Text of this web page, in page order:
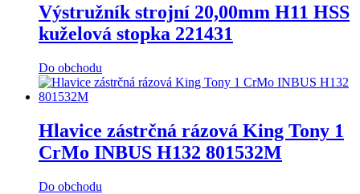
Výstružník strojní 20,00mm H11 HSS
kuželová stopka 221431
Do obchodu
Hlavice zástrčná rázová King Tony 1
CrMo INBUS H132 801532M
Do obchodu